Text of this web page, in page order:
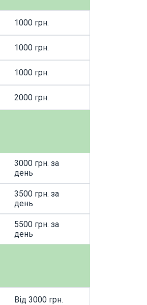
1000 грн.
1000 грн.
1000 грн.
2000 грн.
3000 грн. за
день
3500 грн. за
день
5500 грн. за
день
Від 3000 грн.